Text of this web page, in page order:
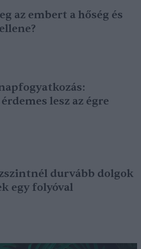
az embert a hőség és
lesz az égre
durvább dolgok
egy folyóval